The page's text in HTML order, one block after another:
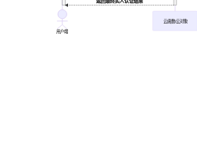
用户端
云函数/云对象